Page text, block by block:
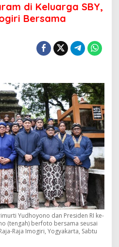
j
a
k
a
t
a
r
a
m
d
i
K
e
l
u
a
r
g
a
S
B
di Keluarga SBY,
Bersama
Yudhoyono dan Presiden RI ke-
(tengah) berfoto bersama seusai
Raja Imogiri, Yogyakarta, Sabtu